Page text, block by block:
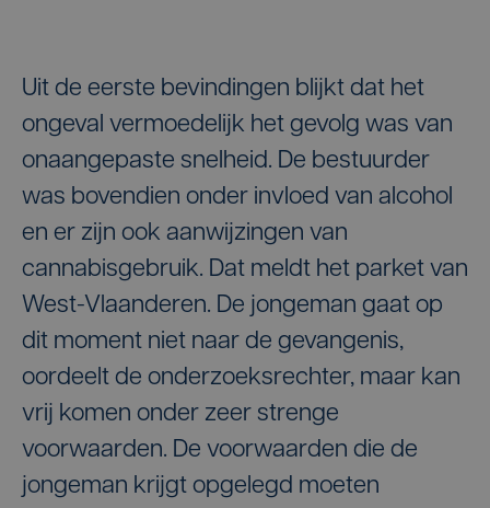
Uit de eerste bevindingen blijkt dat het
ongeval vermoedelijk het gevolg was van
onaangepaste snelheid. De bestuurder
was bovendien onder invloed van alcohol
en er zijn ook aanwijzingen van
cannabisgebruik. Dat meldt het parket van
West-Vlaanderen. De jongeman gaat op
dit moment niet naar de gevangenis,
oordeelt de onderzoeksrechter, maar kan
vrij komen onder zeer strenge
voorwaarden. De voorwaarden die de
jongeman krijgt opgelegd moeten